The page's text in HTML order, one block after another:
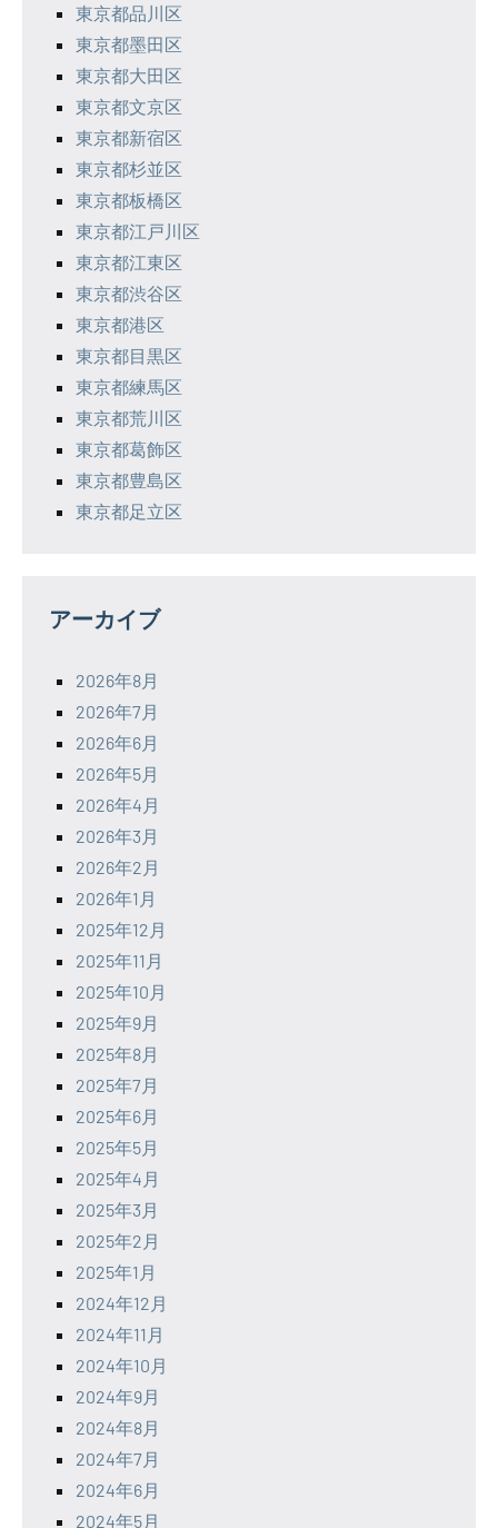
東京都品川区
東京都墨田区
東京都大田区
東京都文京区
東京都新宿区
東京都杉並区
東京都板橋区
東京都江戸川区
東京都江東区
東京都渋谷区
東京都港区
東京都目黒区
東京都練馬区
東京都荒川区
東京都葛飾区
東京都豊島区
東京都足立区
アーカイブ
2026年8月
2026年7月
2026年6月
2026年5月
2026年4月
2026年3月
2026年2月
2026年1月
2025年12月
2025年11月
2025年10月
2025年9月
2025年8月
2025年7月
2025年6月
2025年5月
2025年4月
2025年3月
2025年2月
2025年1月
2024年12月
2024年11月
2024年10月
2024年9月
2024年8月
2024年7月
2024年6月
2024年5月